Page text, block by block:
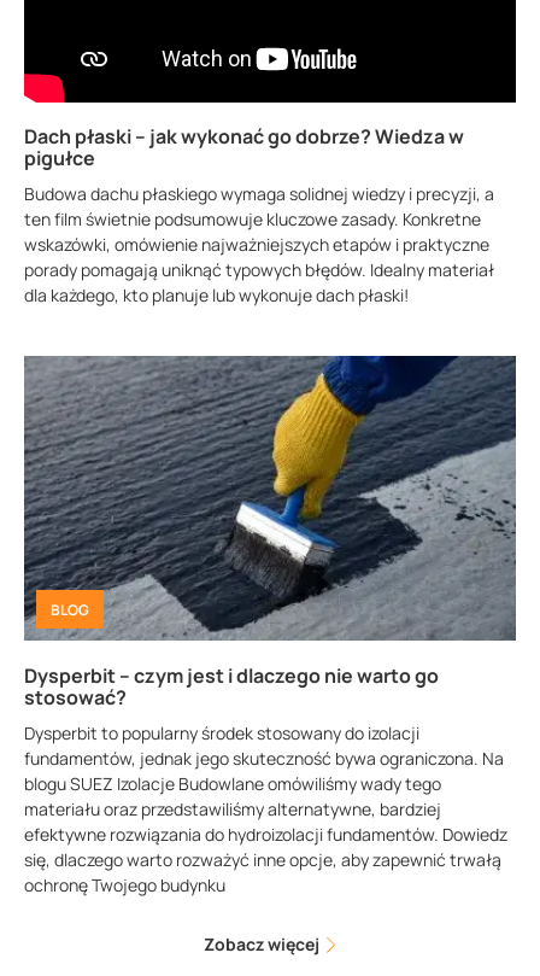
Dach płaski – jak wykonać go dobrze? Wiedza w
pigułce
Budowa dachu płaskiego wymaga solidnej wiedzy i precyzji, a
ten film świetnie podsumowuje kluczowe zasady. Konkretne
wskazówki, omówienie najważniejszych etapów i praktyczne
porady pomagają uniknąć typowych błędów. Idealny materiał
dla każdego, kto planuje lub wykonuje dach płaski!
BLOG
Dysperbit – czym jest i dlaczego nie warto go
stosować?
Dysperbit to popularny środek stosowany do izolacji
fundamentów, jednak jego skuteczność bywa ograniczona. Na
blogu SUEZ Izolacje Budowlane omówiliśmy wady tego
materiału oraz przedstawiliśmy alternatywne, bardziej
efektywne rozwiązania do hydroizolacji fundamentów. Dowiedz
się, dlaczego warto rozważyć inne opcje, aby zapewnić trwałą
ochronę Twojego budynku
Zobacz więcej